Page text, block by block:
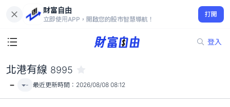
財富自由
立即使用APP，開啟您的股市智慧導航！
打開
登入
-
北港有線 8995
- - 最近更新時間： 2026/08/08 08:12